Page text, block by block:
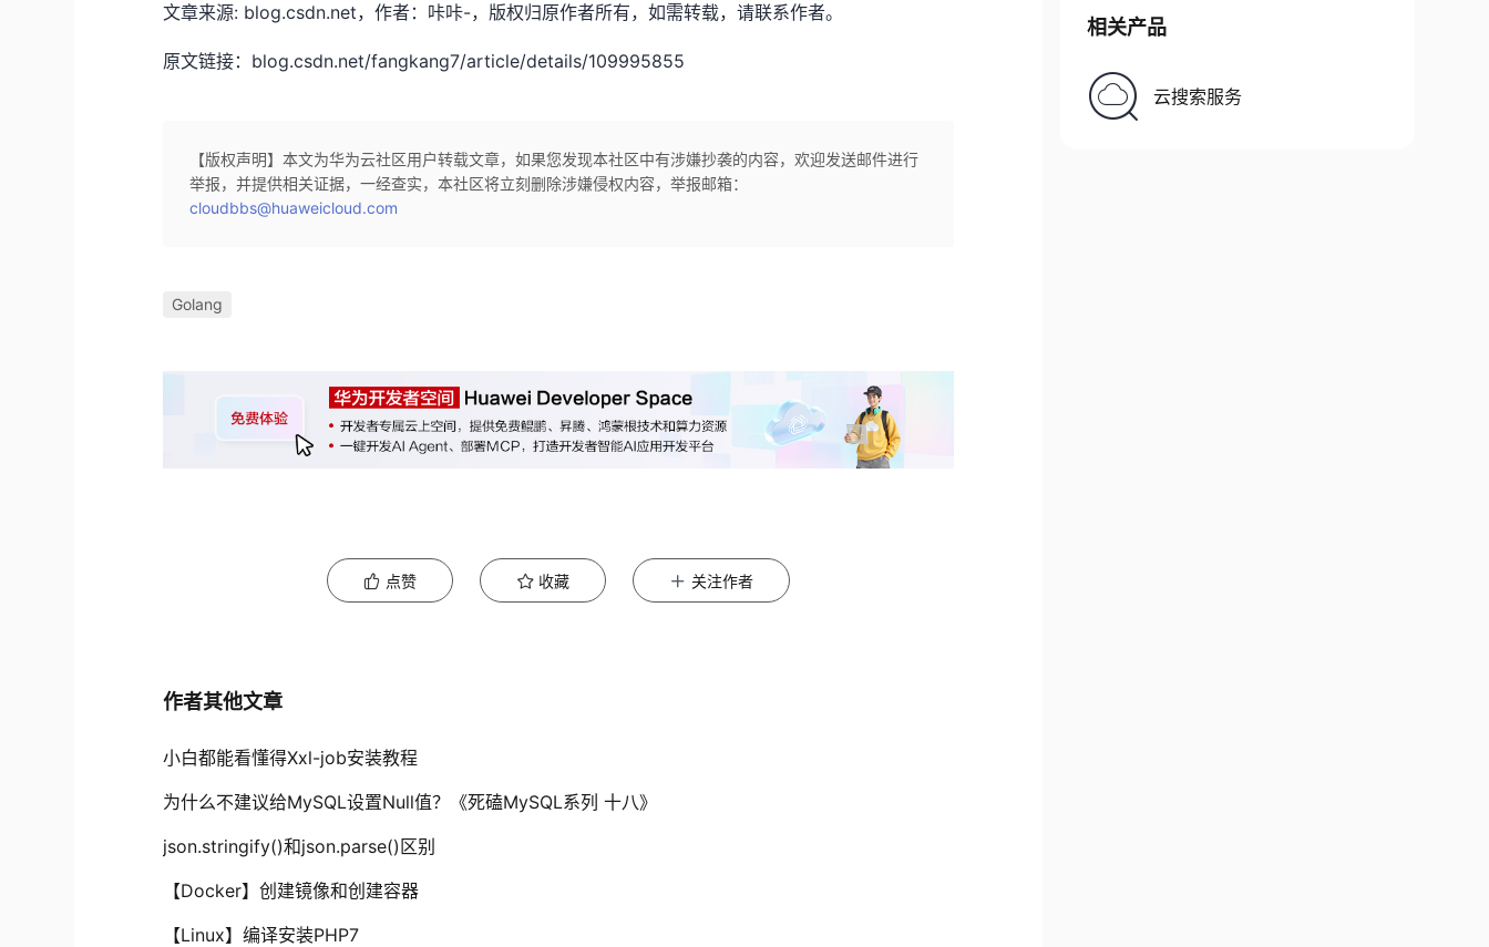
文章来源: blog.csdn.net，作者：咔咔-，版权归原作者所有，如需转载，请联系作者。
原文链接：blog.csdn.net/fangkang7/article/details/109995855
【版权声明】本文为华为云社区用户转载文章，如果您发现本社区中有涉嫌抄袭的内容，欢迎发送邮件进行
举报，并提供相关证据，一经查实，本社区将立刻删除涉嫌侵权内容，举报邮箱：
cloudbbs@huaweicloud.com
Golang
点赞 收藏 关注作者
作者其他文章
小白都能看懂得Xxl-job安装教程
为什么不建议给MySQL设置Null值？《死磕MySQL系列 十八》
json.stringify()和json.parse()区别
【Docker】创建镜像和创建容器
【Linux】编译安装PHP7
相关产品
云搜索服务